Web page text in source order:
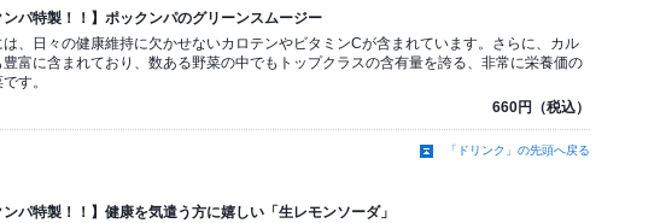
ンパ特製！！】ポックンパのグリーンスムージー
は、日々の健康維持に欠かせないカロテンやビタミンCが含まれています。さらに、カル
豊富に含まれており、数ある野菜の中でもトップクラスの含有量を誇る、非常に栄養価の
す。
660円（税込）
「ドリンク」の先頭へ戻る
ンパ特製！！】健康を気遣う方に嬉しい「生レモンソーダ」